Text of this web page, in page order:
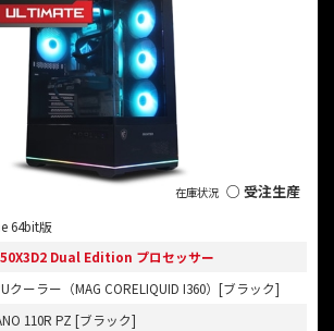
○ 受注生産
64bit版
Dual Edition プロセッサー
クーラー（MAG CORELIQUID I360）[ブラック]
110R PZ [ブラック]